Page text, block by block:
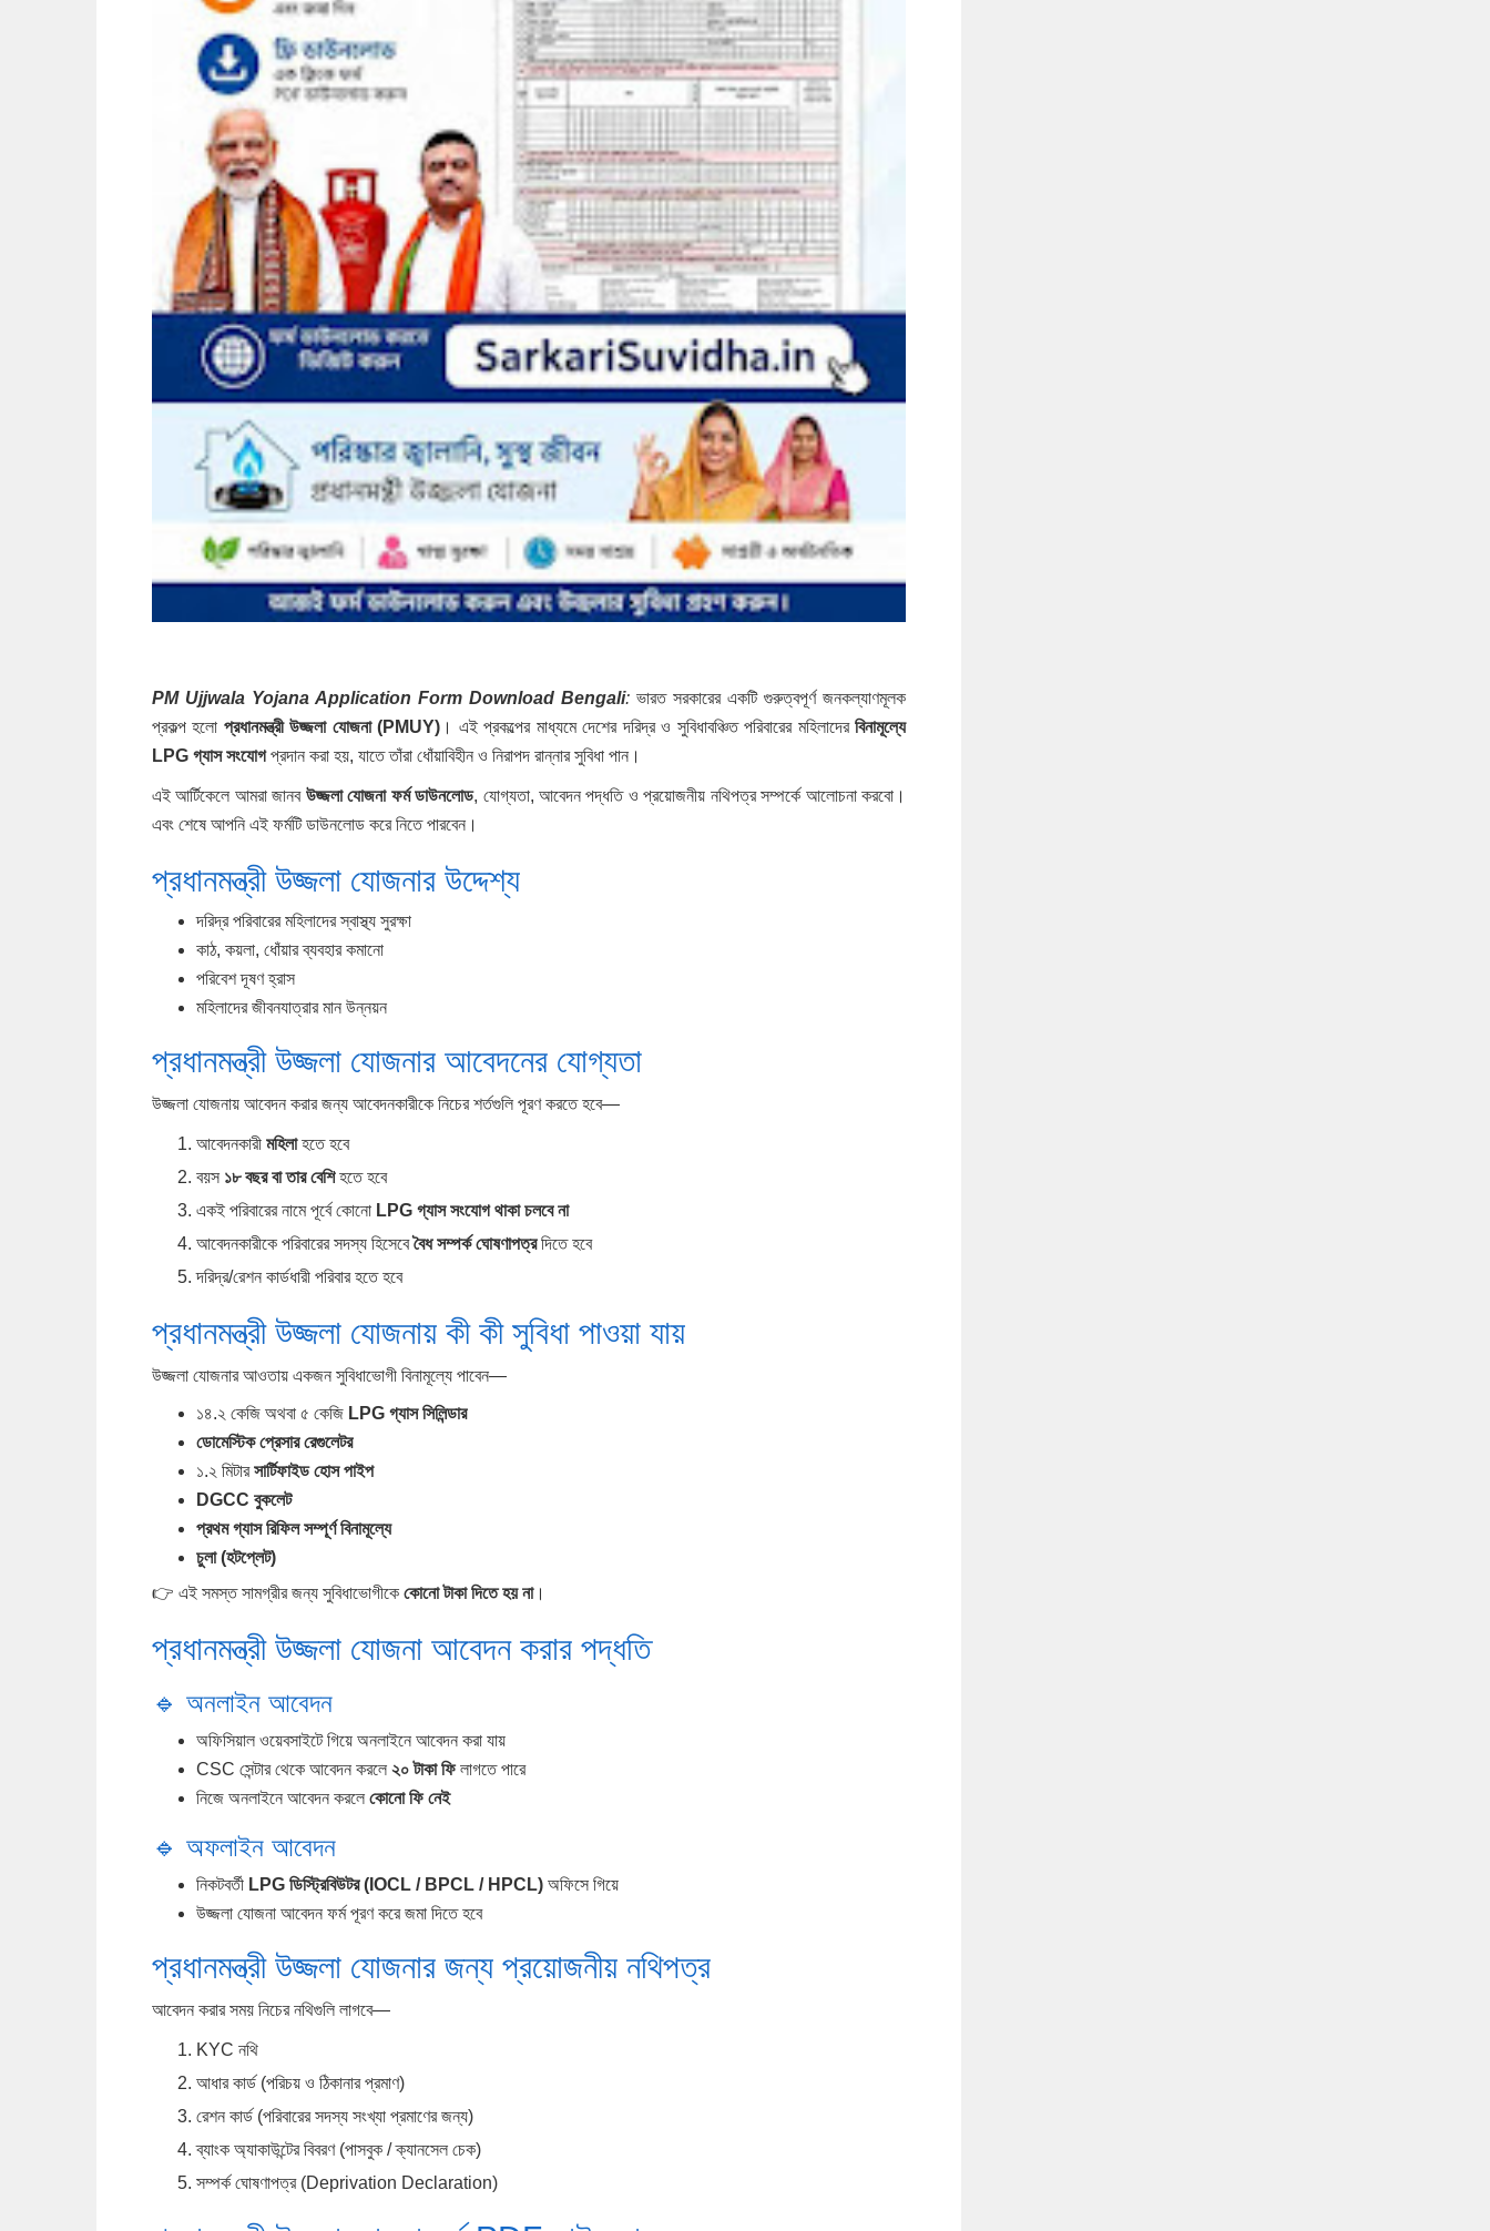
PM Ujjwala Yojana Application Form Download Bengali: ভারত সরকারের একটি গুরুত্বপূর্ণ জনকল্যাণমূলক
প্রকল্প হলো প্রধানমন্ত্রী উজ্জলা যোজনা (PMUY) । এই প্রকল্পের মাধ্যমে দেশের দরিদ্র ও সুবিধাবঞ্চিত পরিবারের মহিলাদেরবিনামূল্যে
LPG গ্যাস সংযোগপ্রদান করা হয়, যাতে তাঁরা ধোঁয়াবিহীন ও নিরাপদ রান্নার সুবিধা পান।
এই আর্টিকেলে আমরা জানব উজ্জলা যোজনা ফর্ম ডাউনলোড, যোগ্যতা, আবেদন পদ্ধতি ও প্রয়োজনীয় নথিপত্র সম্পর্কে আলোচনা করবো।
এবং শেষে আপনি এই ফর্মটি ডাউনলোড করে নিতে পারবেন।
প্রধানমন্ত্রী উজ্জলা যোজনার উদ্দেশ্য
দরিদ্র পরিবারের মহিলাদের স্বাস্থ্য সুরক্ষা
কাঠ, কয়লা, ধোঁয়ার ব্যবহার কমানো
পরিবেশ দূষণ হ্রাস
মহিলাদের জীবনযাত্রার মান উন্নয়ন
প্রধানমন্ত্রী উজ্জলা যোজনার আবেদনের যোগ্যতা
উজ্জলা যোজনায় আবেদন করার জন্য আবেদনকারীকে নিচের শর্তগুলি পূরণ করতে হবে—
আবেদনকারী মহিলাহতে হবে
বয়স ১৮ বছর বা তার বেশিহতে হবে
একই পরিবারের নামে পূর্বে কোনো LPG গ্যাস সংযোগ থাকা চলবে না
আবেদনকারীকে পরিবারের সদস্য হিসেবেবৈধ সম্পর্ক ঘোষণাপত্রদিতে হবে
দরিদ্র/রেশন কার্ডধারী পরিবার হতে হবে
প্রধানমন্ত্রী উজ্জলা যোজনায় কী কী সুবিধা পাওয়া যায়
উজ্জলা যোজনার আওতায় একজন সুবিধাভোগী বিনামূল্যে পাবেন—
১৪.২ কেজি অথবা ৫ কেজি LPG গ্যাস সিলিন্ডার
ডোমেস্টিক প্রেসার রেগুলেটর
১.২ মিটারসার্টিফাইড হোস পাইপ
DGCC বুকলেট
প্রথম গ্যাস রিফিল সম্পূর্ণ বিনামূল্যে
চুলা (হটপ্লেট)
👉 এই সমস্ত সামগ্রীর জন্য সুবিধাভোগীকে কোনো টাকা দিতে হয় না।
প্রধানমন্ত্রী উজ্জলা যোজনা আবেদন করার পদ্ধতি
🔹 অনলাইন আবেদন
অফিসিয়াল ওয়েবসাইটে গিয়ে অনলাইনে আবেদন করা যায়
CSC সেন্টার থেকে আবেদন করলে ২০ টাকা ফিলাগতে পারে
নিজে অনলাইনে আবেদন করলে কোনো ফি নেই
🔹 অফলাইন আবেদন
নিকটবর্তী LPG ডিস্ট্রিবিউটর (IOCL / BPCL / HPCL) অফিসে গিয়ে
উজ্জলা যোজনা আবেদন ফর্ম পূরণ করে জমা দিতে হবে
প্রধানমন্ত্রী উজ্জলা যোজনার জন্য প্রয়োজনীয় নথিপত্র
আবেদন করার সময় নিচের নথিগুলি লাগবে—
KYC নথি
আধার কার্ড (পরিচয় ও ঠিকানার প্রমাণ)
রেশন কার্ড (পরিবারের সদস্য সংখ্যা প্রমাণের জন্য)
ব্যাংক অ্যাকাউন্টের বিবরণ (পাসবুক / ক্যানসেল চেক)
সম্পর্ক ঘোষণাপত্র (Deprivation Declaration)